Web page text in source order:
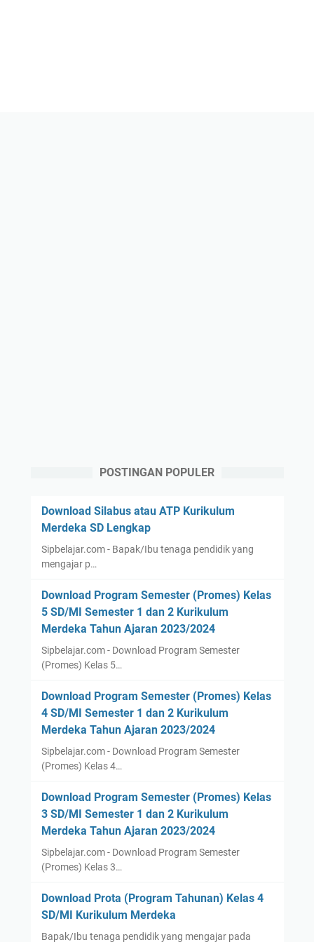
POSTINGAN POPULER
Download Silabus atau ATP Kurikulum
Merdeka SD Lengkap
Sipbelajar.com - Bapak/Ibu tenaga pendidik yang
mengajar p…
Download Program Semester (Promes) Kelas
5 SD/MI Semester 1 dan 2 Kurikulum
Merdeka Tahun Ajaran 2023/2024
Sipbelajar.com - Download Program Semester
(Promes) Kelas 5…
Download Program Semester (Promes) Kelas
4 SD/MI Semester 1 dan 2 Kurikulum
Merdeka Tahun Ajaran 2023/2024
Sipbelajar.com - Download Program Semester
(Promes) Kelas 4…
Download Program Semester (Promes) Kelas
3 SD/MI Semester 1 dan 2 Kurikulum
Merdeka Tahun Ajaran 2023/2024
Sipbelajar.com - Download Program Semester
(Promes) Kelas 3…
Download Prota (Program Tahunan) Kelas 4
SD/MI Kurikulum Merdeka
Bapak/Ibu tenaga pendidik yang mengajar pada